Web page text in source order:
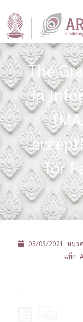
The
in
for
03/03/2021 หมว
แท็ก: